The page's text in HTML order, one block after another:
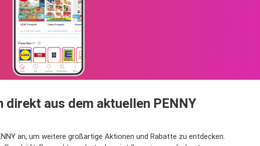
aus dem aktuellen PENNY
an, um weitere großartige Aktionen und Rabatte zu entdecken.